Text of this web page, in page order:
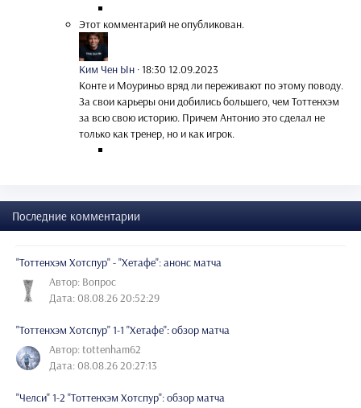
Этот комментарий не опубликован.
Ким Чен Ын ·18:30 12.09.2023
Конте и Моуриньо вряд ли переживают по этому поводу.
За свои карьеры они добились большего, чем Тоттенхэм
за всю свою историю. Причем Антонио это сделал не
только как тренер, но и как игрок.
Последние комментарии
"Тоттенхэм Хотспур" - "Хетафе": анонс матча
Автор: Вопрос
Дата: 08.08.26 20:52:29
"Тоттенхэм Хотспур" 1-1 "Хетафе": обзор матча
Автор: tottenham62
Дата: 08.08.26 20:27:13
"Челси" 1-2 "Тоттенхэм Хотспур": обзор матча